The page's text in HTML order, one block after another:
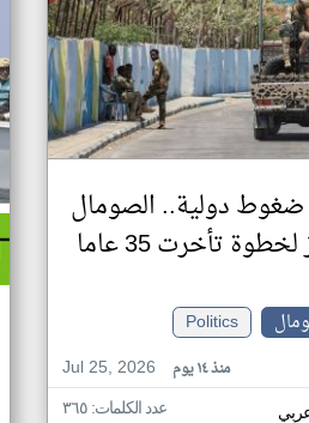
دولية.. الصومال
تأخرت 35 عاما
Politics
Jul 25, 2026
منذ ١٤ يوم
عدد الكلمات: ٣٦٥